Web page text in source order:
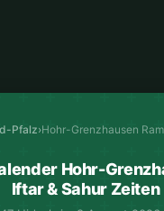
Pfalz›
Hohr-
Iftar & Sahur Zeiten